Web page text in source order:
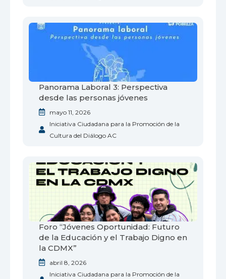
Panorama Laboral 3: Perspectiva
desde las personas jóvenes
mayo 11, 2026
Iniciativa Ciudadana para la Promoción de la
Cultura del Diálogo AC
Foro “Jóvenes Oportunidad: Futuro
de la Educación y el Trabajo Digno en
la CDMX”
abril 8, 2026
Iniciativa Ciudadana para la Promoción de la